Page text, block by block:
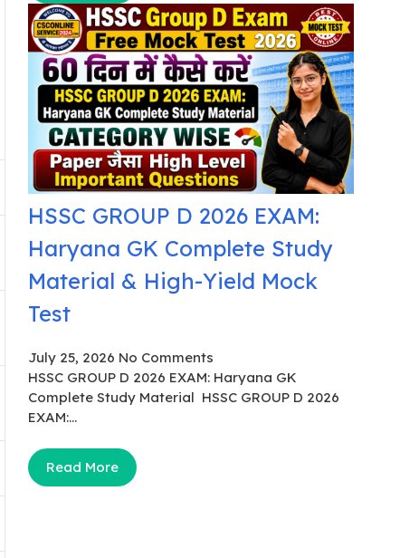
HSSC GROUP D 2026 EXAM:
Haryana GK Complete Study
Material & High-Yield Mock
Test
July 25, 2026 No Comments
HSSC GROUP D 2026 EXAM: Haryana GK
Complete Study Material HSSC GROUP D 2026
EXAM:...
Read More